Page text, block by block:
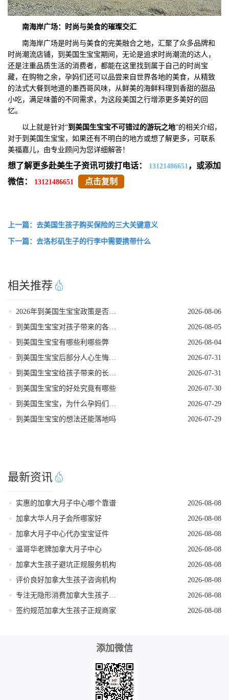
南海岸广场：时尚与美食的璀璨交汇
南海岸广场是时尚与美食的完美融合之地，汇聚了众多品牌和
时尚潮流店铺，到美国生宝宝期间，无论是追求时尚潮流的达人，
还是注重品质生活的消费者，都能在这里找到属于自己的时尚宝
藏，在购物之余，孕妈们还可以品尝来自世界各地的美食，从精致
的法式大餐到地道的墨西哥风味，从鲜美的海鲜料理到香甜的甜品
小吃，满足味蕾的不同需求，为这段美国之行增添更多美好的回
忆。
以上就是针对“到美国生宝宝不可错过的游玩之地”的相关介绍，
对于到美国生宝宝，如果还有不明白的地方或想了解更多，可联系
美福嘉儿，由专业顾问为您详细解答！
想了解更多赴美生子资讯可拨打电话： 13121486651 ，或添加
微信：
13121486651 点击复制
上一篇：去美国生孩子购买保险的三大关键意义
下一篇：去洛杉矶生子的行李中需要携带什么
相关推荐
2026-08-06
2026-08-05
到美国生宝宝有哪些利哪些弊
2026-08-04
2026-07-31
2026-07-31
到美国生宝宝的好处究竟有哪些
2026-07-30
2026-07-29
到美国生宝宝的想法还能落地吗
2026-07-29
最新资讯
实惠的加拿大月子中心哪个靠谱
2026-08-08
加拿大华人月子会所哪家好
2026-08-08
加拿大月子中心代办宝宝证件
2026-08-08
温哥华老牌加拿大月子中心
2026-08-08
加拿大生孩子避坑正规服务机构
2026-08-08
评价良好加拿大生孩子咨询机构
2026-08-08
2026-08-08
签约规范加拿大生孩子正规商家
2026-08-08
添加微信